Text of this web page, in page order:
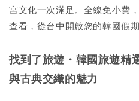
宮文化一次滿足。全線免小費
查看，從台中開啟您的韓國假期
找到了旅遊・韓國旅遊精
與古典交織的魅力